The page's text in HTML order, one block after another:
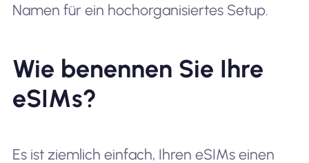
Namen für ein hochorganisiertes Setup.
Wie benennen Sie Ihre
eSIMs?
Es ist ziemlich einfach, Ihren eSIMs einen